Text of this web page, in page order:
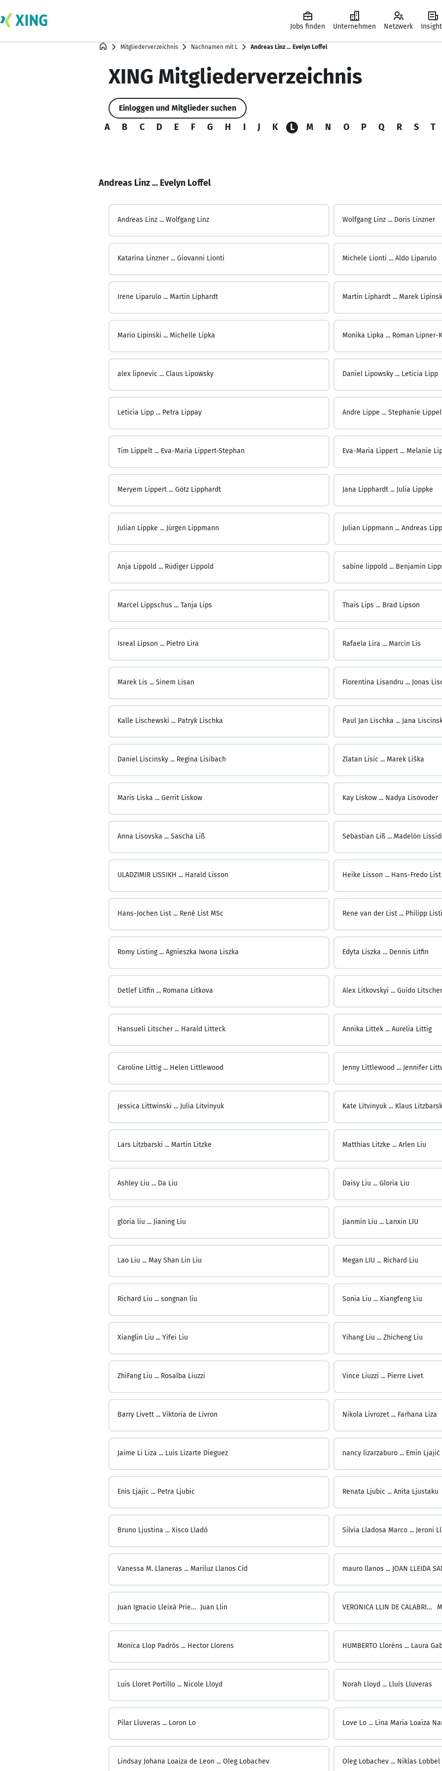
Jobs finden Unternehmen Netzwerk
Mitgliederverzeichnis Nachnamen mit L Andreas Linz … Evelyn Loffel
XING Mitgliederverzeichnis
Einloggen und Mitglieder suchen
A B C D E F G H I J K L M N O P Q R S T
Andreas Linz ... Evelyn Loffel
Andreas Linz ... Wolfgang Linz Wolfgang Linz ... Doris Linzner
Katarina Linzner ... Giovanni Lionti Michele Lionti ... Aldo Liparulo
Irene Liparulo ... Martin Liphardt Martin Liphardt ... Marek
Mario Lipinski ... Michelle Lipka Monika Lipka ... Roman Lipner-
alex lipnevic ... Claus Lipowsky Daniel Lipowsky ... Leticia Lipp
Leticia Lipp ... Petra Lippay Andre Lippe ... Stephanie
Tim Lippelt ... Eva-Maria Lippert-Stephan Eva-Maria Lippert ... Melanie
Meryem Lippert ... Götz Lipphardt Jana Lipphardt ... Julia Lippke
Julian Lippke ... Jürgen Lippmann Julian Lippmann ... Andreas
Anja Lippold ... Rüdiger Lippold sabine lippold ... Benjamin
Marcel Lippschus ... Tanja Lips Thais Lips ... Brad Lipson
Isreal Lipson ... Pietro Lira Rafaela Lira ... Marcin Lis
Marek Lis ... Sinem Lisan Florentina Lisandru ... Jonas
Kalle Lischewski ... Patryk Lischka Paul Jan Lischka ... Jana
Daniel Liscinsky ... Regina Lisibach Zlatan Lisic ... Marek Liška
Maris Liska ... Gerrit Liskow Kay Liskow ... Nadya Lisovoder
Anna Lisovska ... Sascha Liß Sebastian Liß ... Madelón
ULADZIMIR LISSIKH ... Harald Lisson Heike Lisson ... Hans-Fredo List
Hans-Jochen List ... René List MSc Rene van der List ... Philipp
Romy Listing ... Agnieszka Iwona Liszka Edyta Liszka ... Dennis Litfin
Detlef Litfin ... Romana Litkova Alex Litkovskyi ... Guido Litscher
Hansueli Litscher ... Harald Litteck Annika Littek ... Aurelia Littig
Caroline Littig ... Helen Littlewood Jenny Littlewood ... Jennifer
Jessica Littwinski ... Julia Litvinyuk Kate Litvinyuk ... Klaus
Lars Litzbarski ... Martin Litzke Matthias Litzke ... Arlen Liu
Ashley Liu ... Da Liu Daisy Liu ... Gloria Liu
gloria liu ... Jianing Liu Jianmin Liu ... Lanxin LIU
Lao Liu ... May Shan Lin Liu Megan LIU ... Richard Liu
Richard Liu ... songnan liu Sonia Liu ... Xiangfeng Liu
Xianglin Liu ... Yifei Liu Yihang Liu ... Zhicheng Liu
ZhiFang Liu ... Rosalba Liuzzi Vince Liuzzi ... Pierre Livet
Barry Livett ... Viktoria de Livron Nikola Livrozet ... Farhana Liza
Jaime Li Liza ... Luis Lizarte Dieguez nancy lizarzaburo ... Emin Ljajić
Enis Ljajic ... Petra Ljubic Renata Ljubic ... Anita Ljustaku
Bruno Ljustina ... Xisco Lladó Silvia Lladosa Marco ... Jeroni
Vanessa M. Llaneras ... Mariluz Llanos Cid mauro llanos ... JOAN LLEIDA
Juan Ignacio Lleixà Prieto ... Juan Llin VERONICA LLIN DE CALABRIA ...
Monica Llop Padrós ... Hector Llorens HUMBERTO Lloréns ... Laura
Luis Lloret Portillo ... Nicole Lloyd Norah Lloyd ... Lluís Lluveras
Pilar Lluveras ... Loron Lo Love Lo ...
Lindsay Johana Loaiza de Leon ... Oleg Lobachev Oleg Lobachev ... Niklas Lobbel